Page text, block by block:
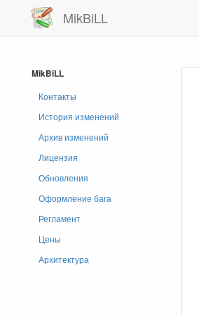
MikBiLL
MikBiLL
Контакты
История изменений
Архив изменений
Лицензия
Обновления
Оформление бага
Регламент
Цены
Архитектура